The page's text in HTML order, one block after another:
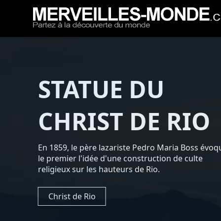
PYRAMIDE DE
GIZEH
La Grande Pyramide de Gizeh se situe en Égypte.
Elle fait partie d'un ensemble de 3 pyramides,
la Pyramide de Khephren et la Pyramide de
Pyramide de Gizeh